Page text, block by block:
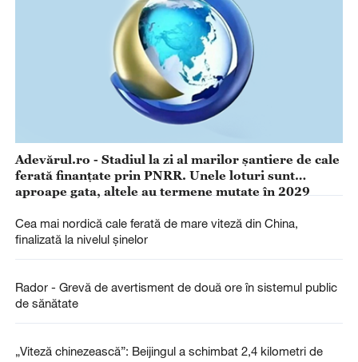
Adevărul.ro - Stadiul la zi al marilor șantiere de cale
ferată finanțate prin PNRR. Unele loturi sunt
aproape gata, altele au termene mutate în 2029
Cea mai nordică cale ferată de mare viteză din China,
finalizată la nivelul șinelor
Rador - Grevă de avertisment de două ore în sistemul public
de sănătate
„Viteză chinezească”: Beijingul a schimbat 2,4 kilometri de